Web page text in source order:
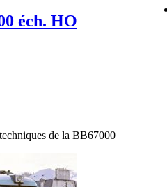
éch. HO
de la BB67000